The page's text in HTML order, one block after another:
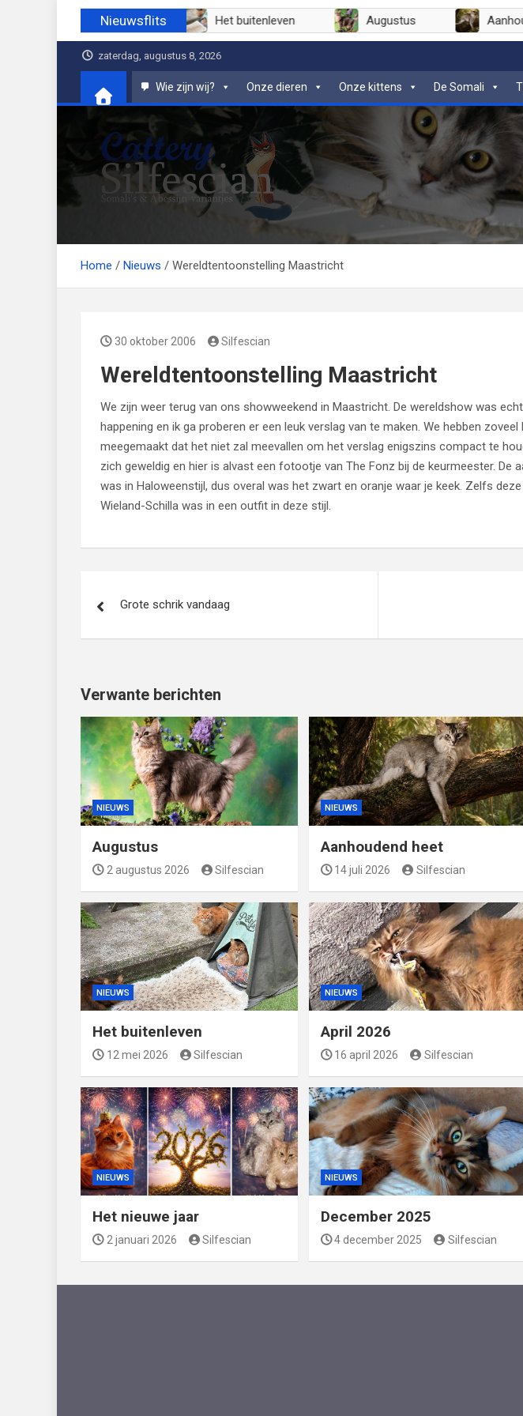
inhoud
Nieuwsflits
Juni 2026 Het buitenleven Augustus
zaterdag, augustus 8, 2026
Wie zijn wij? Onze dieren Onze kittens De Somali
Cattery Silfescian
Somali's en soms Abessijn-variantjes
Home Nieuws Wereldtentoonstelling Maastricht
30 oktober 2006 Silfescian
Wereldtentoonstelling Maastricht
We zijn weer terug van ons showweekend in Maastricht. De wereldshow was
happening en ik ga proberen er een leuk verslag van te maken. We hebben zoveel
meegemaakt dat het niet zal meevallen om het verslag enigszins compact te
zich geweldig en hier is alvast een fotootje van The Fonz bij de keurmeester. De
was in Haloweenstijl, dus overal was het zwart en oranje waar je keek. Zelfs
Wieland-Schilla was in een outfit in deze stijl.
navigatie
Grote schrik vandaag
Verwante berichten
NIEUWS
Augustus
2 augustus 2026 Silfescian
NIEUWS
Aanhoudend heet
14 juli 2026 Silfescian
NIEUWS
Het buitenleven
12 mei 2026 Silfescian
NIEUWS
April 2026
16 april 2026 Silfescian
NIEUWS
Het nieuwe jaar
2 januari 2026 Silfescian
NIEUWS
December 2025
4 december 2025 Silfescian